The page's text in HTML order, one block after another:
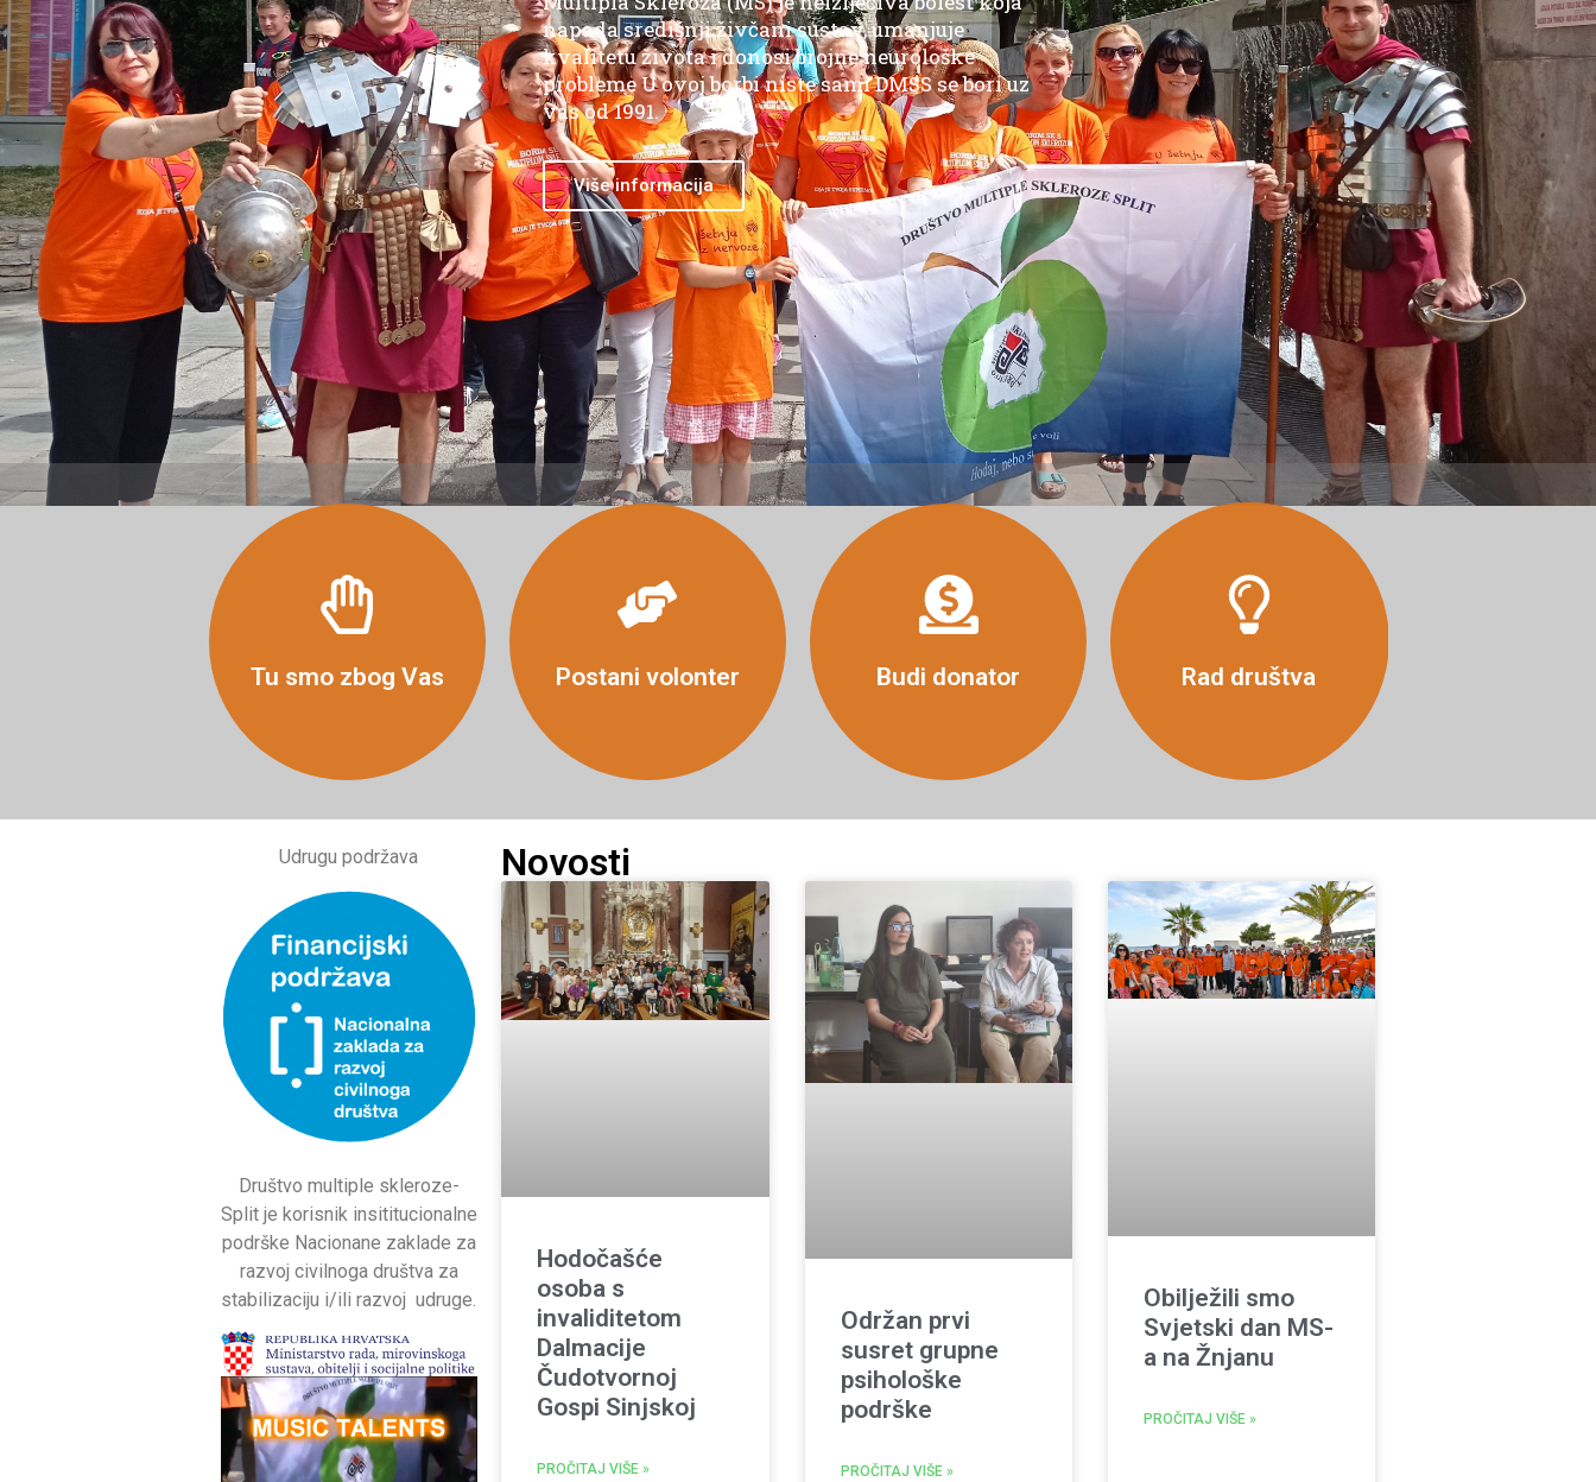
napada središnji živčani sustav, umanjuje
kvalitetu života i donosi brojne neurološke
probleme U ovoj borbi niste sami DMSS se bori uz
vas od 1991.
Više informacija
Tu smo zbog Vas
Više
Postani volonter Budi donator
Više
Rad društva
Više
Udrugu podržava
Društvo multiple skleroze-
Split je korisnik insititucionalne
podrške Nacionane zaklade za
razvoj civilnoga društva za
stabilizaciju i/ili razvoj udruge.
Novosti
Hodočašće
osoba s
invaliditetom
Dalmacije
Čudotvornoj
Gospi Sinjskoj
PROČITAJ VIŠE »
Održan prvi
susret grupne
psihološke
podrške
PROČITAJ VIŠE »
Obilježili smo
Svjetski dan MS-
a na Žnjanu
PROČITAJ VIŠE »